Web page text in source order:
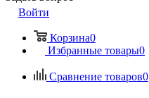
Войти
Корзина0
Избранные товары0
Сравнение товаров0